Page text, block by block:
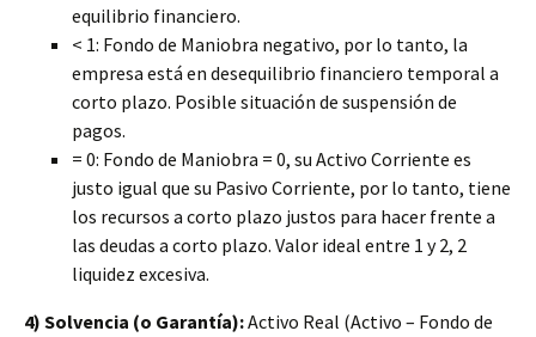
equilibrio financiero.
< 1: Fondo de Maniobra negativo, por lo tanto, la
empresa está en desequilibrio financiero temporal a
corto plazo. Posible situación de suspensión de
pagos.
= 0: Fondo de Maniobra = 0, su Activo Corriente es
justo igual que su Pasivo Corriente, por lo tanto, tiene
los recursos a corto plazo justos para hacer frente a
las deudas a corto plazo. Valor ideal entre 1 y 2, 2
liquidez excesiva.
4) Solvencia (o Garantía):Activo Real (Activo – Fondo de